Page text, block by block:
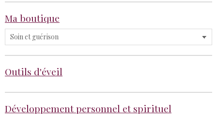
Ma boutique
Outils d'éveil
Développement personnel et spirituel